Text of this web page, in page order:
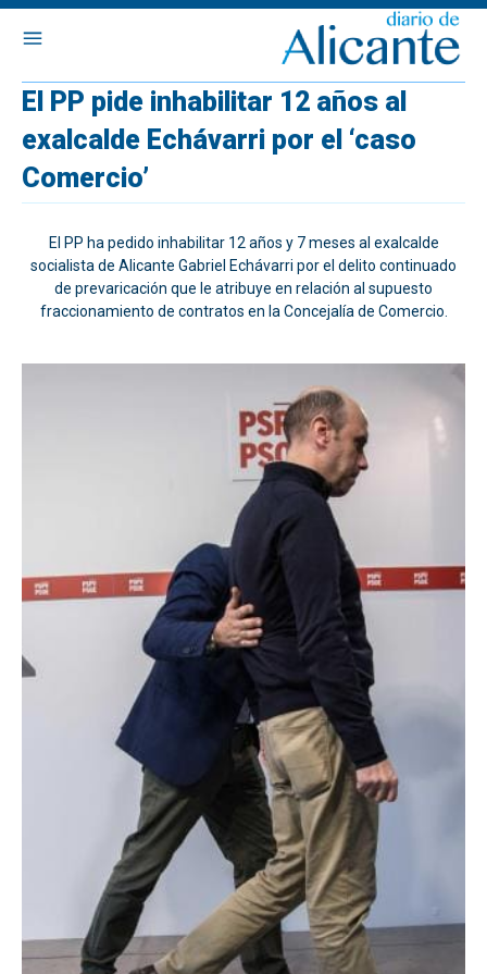
El PP pide inhabilitar 12 años al
exalcalde Echávarri por el ‘caso
Comercio’
El PP ha pedido inhabilitar 12 años y 7 meses al exalcalde
socialista de Alicante Gabriel Echávarri por el delito continuado
de prevaricación que le atribuye en relación al supuesto
fraccionamiento de contratos en la Concejalía de Comercio.